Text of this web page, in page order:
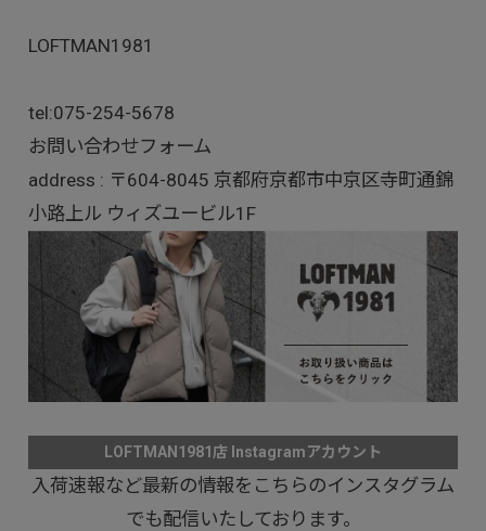
LOFTMAN1981
tel:075-254-5678
お問い合わせフォーム
address : 〒604-8045 京都府京都市中京区寺町通錦
小路上ル ウィズユービル1F
LOFTMAN1981店 Instagramアカウント
入荷速報など最新の情報をこちらのインスタグラム
でも配信いたしております。